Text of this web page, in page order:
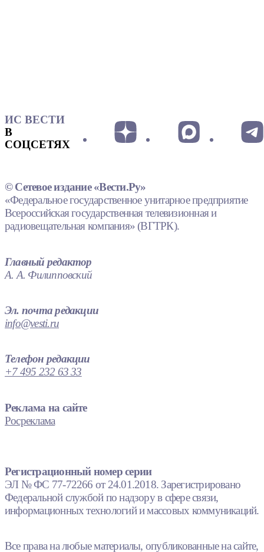
ИС ВЕСТИ
В
СОЦСЕТЯХ
© Сетевое издание «Вести.Ру»
«Федеральное государственное унитарное предприятие
Всероссийская государственная телевизионная и
радиовещательная компания» (ВГТРК).
Главный редактор
А. А. Филипповский
Эл. почта редакции
info@vesti.ru
Телефон редакции
+7 495 232 63 33
Реклама на сайте
Росреклама
Регистрационный номер серии
ЭЛ № ФС 77-72266 от 24.01.2018. Зарегистрировано
Федеральной службой по надзору в сфере связи,
информационных технологий и массовых коммуникаций.
Все права на любые материалы, опубликованные на сайте,